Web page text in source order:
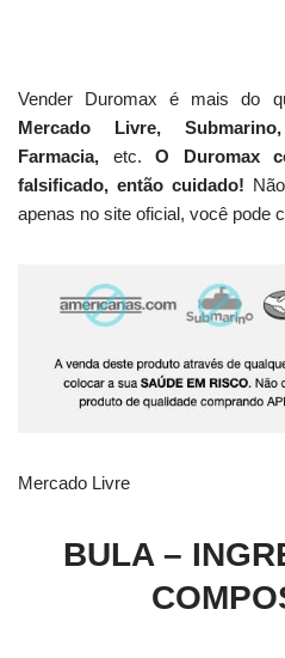
Vender Duromax é mais do
Mercado Livre,
Farmacia, etc.O Duromax
falsificado, então cuidado!
apenas no site oficial, você pode
Mercado Livre
BULA –